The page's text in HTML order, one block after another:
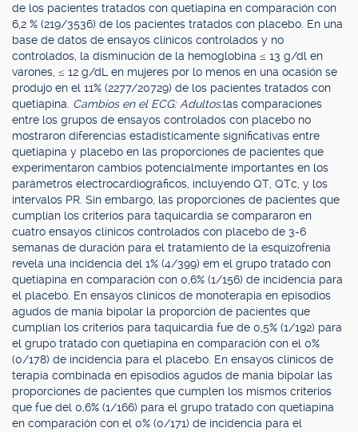
de los pacientes tratados con quetiapina en comparación con
6,2 % (219/3536) de los pacientes tratados con placebo. En una
base de datos de ensayos clínicos controlados y no
controlados, la disminución de la hemoglobina ≤ 13 g/dl en
varones, ≤ 12 g/dL en mujeres por lo menos en una ocasión se
produjo en el 11% (2277/20729) de los pacientes tratados con
quetiapina. Cambios en el ECG: Adultos:las comparaciones
entre los grupos de ensayos controlados con placebo no
mostraron diferencias estadísticamente significativas entre
quetiapina y placebo en las proporciones de pacientes que
experimentaron cambios potencialmente importantes en los
parámetros electrocardiográficos, incluyendo QT, QTc, y los
intervalos PR. Sin embargo, las proporciones de pacientes que
cumplían los criterios para taquicardia se compararon en
cuatro ensayos clínicos controlados con placebo de 3-6
semanas de duración para el tratamiento de la esquizofrenia
revela una incidencia del 1% (4/399) em el grupo tratado con
quetiapina en comparación con 0,6% (1/156) de incidencia para
el placebo. En ensayos clínicos de monoterapia en episodios
agudos de manía bipolar la proporción de pacientes que
cumplían los criterios para taquicardia fue de 0,5% (1/192) para
el grupo tratado con quetiapina en comparación con el 0%
(0/178) de incidencia para el placebo. En ensayos clínicos de
terapia combinada en episodios agudos de manía bipolar las
proporciones de pacientes que cumplen los mismos criterios
que fue del 0,6% (1/166) para el grupo tratado con quetiapina
en comparación con el 0% (0/171) de incidencia para el